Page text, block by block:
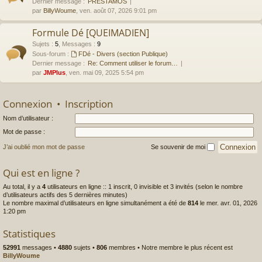
par BillyWoume , ven. août 07, 2026 9:01 pm
Formule Dé [QUEIMADIEN]
Sujets : 5 Messages : 9
Sous-forum :
FDé - Divers (section Publique)
Dernier message : Re: Comment utiliser le forum…
par JMPlus , ven. mai 09, 2025 5:54 pm
Connexion • Inscription
Nom d’utilisateur :
Mot de passe :
J’ai oublié mon mot de passe Se souvenir de moi
Qui est en ligne ?
Au total, il y a 4 utilisateurs en ligne :: 1 inscrit, 0 invisible et 3 invités (selon le nombre
d’utilisateurs actifs des 5 dernières minutes)
Le nombre maximal d’utilisateurs en ligne simultanément a été de 814 le mer. avr. 01, 2026
1:20 pm
Statistiques
52991 messages • 4880 sujets • 806 membres • Notre membre le plus récent est
BillyWoume